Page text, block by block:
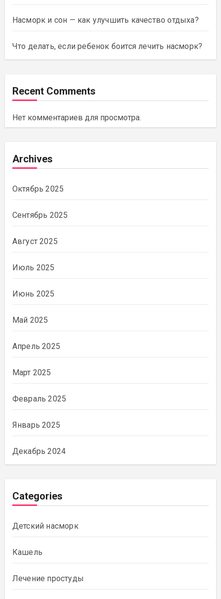
Насморк и сон — как улучшить качество отдыха?
Что делать, если ребенок боится лечить насморк?
Recent Comments
Нет комментариев для просмотра.
Archives
Октябрь 2025
Сентябрь 2025
Август 2025
Июль 2025
Июнь 2025
Май 2025
Апрель 2025
Март 2025
Февраль 2025
Январь 2025
Декабрь 2024
Categories
Детский насморк
Кашель
Лечение простуды